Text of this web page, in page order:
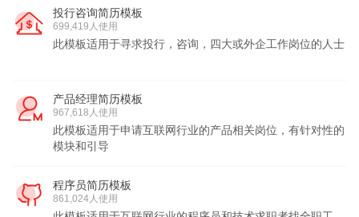
投行咨询简历模板
699,419人使用
此模板适用于寻求投行，咨询，四大或外企工作岗位的人士
产品经理简历模板
967,618人使用
此模板适用于申请互联网行业的产品相关岗位，有针对性的
模块和引导
程序员简历模板
861,024人使用